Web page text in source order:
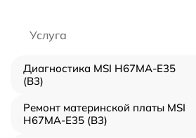
Услуга
Диагностика MSI H67MA-E35
(B3)
Ремонт материнской платы MSI
H67MA-E35 (B3)